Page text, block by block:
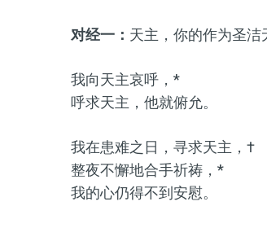
对经一： 天主，你的作为圣洁
我向天主哀呼，*
呼求天主，他就俯允。
我在患难之日，寻求天主，†
整夜不懈地合手祈祷，*
我的心仍得不到安慰。